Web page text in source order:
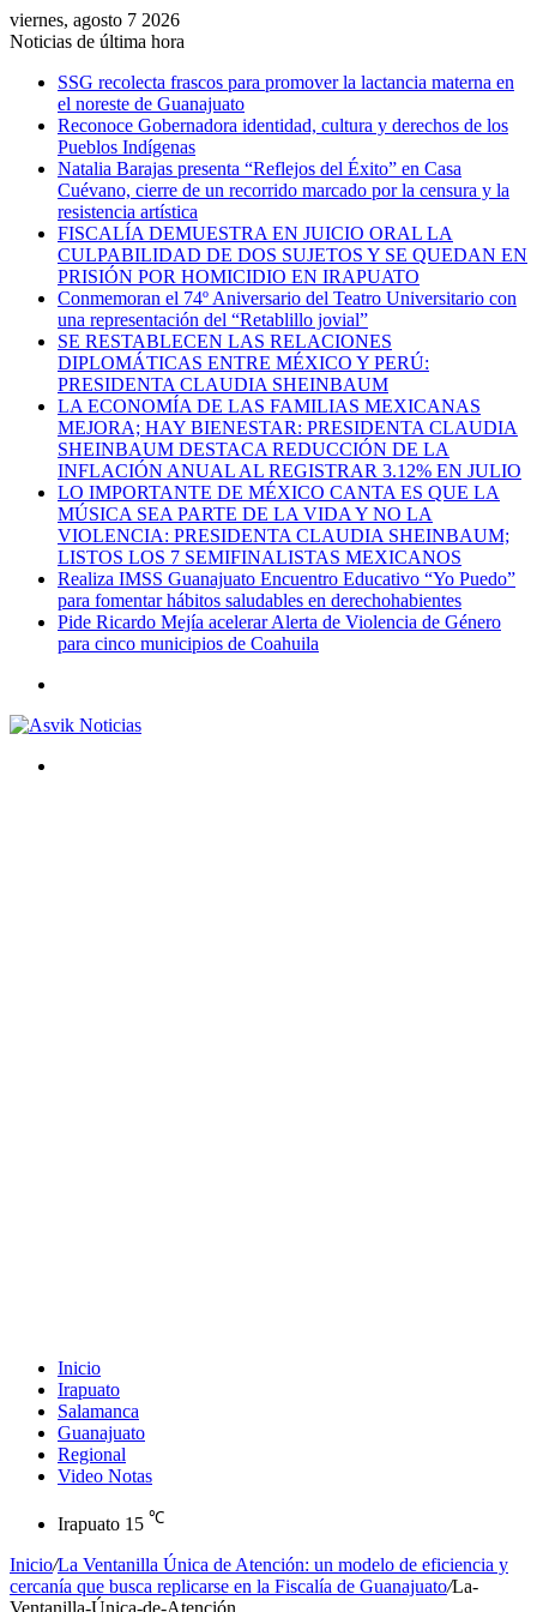
viernes, agosto 7 2026
Noticias de última hora
SSG recolecta frascos para promover la lactancia materna en
el noreste de Guanajuato
Reconoce Gobernadora identidad, cultura y derechos de los
Pueblos Indígenas
Natalia Barajas presenta “Reflejos del Éxito” en Casa
Cuévano, cierre de un recorrido marcado por la censura y la
resistencia artística
FISCALÍA DEMUESTRA EN JUICIO ORAL LA
CULPABILIDAD DE DOS SUJETOS Y SE QUEDAN EN
PRISIÓN POR HOMICIDIO EN IRAPUATO
Conmemoran el 74º Aniversario del Teatro Universitario con
una representación del “Retablillo jovial”
SE RESTABLECEN LAS RELACIONES
DIPLOMÁTICAS ENTRE MÉXICO Y PERÚ:
PRESIDENTA CLAUDIA SHEINBAUM
LA ECONOMÍA DE LAS FAMILIAS MEXICANAS
MEJORA; HAY BIENESTAR: PRESIDENTA CLAUDIA
SHEINBAUM DESTACA REDUCCIÓN DE LA
INFLACIÓN ANUAL AL REGISTRAR 3.12% EN JULIO
LO IMPORTANTE DE MÉXICO CANTA ES QUE LA
MÚSICA SEA PARTE DE LA VIDA Y NO LA
VIOLENCIA: PRESIDENTA CLAUDIA SHEINBAUM;
LISTOS LOS 7 SEMIFINALISTAS MEXICANOS
Realiza IMSS Guanajuato Encuentro Educativo “Yo Puedo”
para fomentar hábitos saludables en derechohabientes
Pide Ricardo Mejía acelerar Alerta de Violencia de Género
para cinco municipios de Coahuila
Inicio
Irapuato
Salamanca
Guanajuato
Regional
Video Notas
Irapuato 15 ℃
Inicio/La Ventanilla Única de Atención: un modelo de eficiencia y
cercanía que busca replicarse en la Fiscalía de Guanajuato/La-